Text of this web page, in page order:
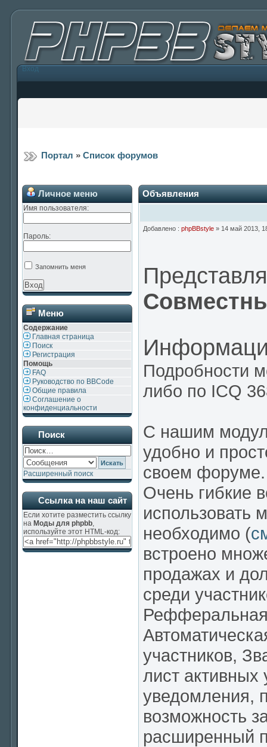
Вход
Портал » Список форумов
Личное меню
Имя пользователя:
Пароль:
Запомнить меня
Меню
Содержание
Главная страница
Поиск
Регистрация
Помощь
FAQ
Руководство по BBCode
Общие правила
Соглашение о
конфиденциальности
Поиск
Расширенный поиск
Ссылка на наш сайт
Если хотите разместить ссылку
на Моды для phpbb,
используйте этот HTML-код:
Объявления
Добавлено : phpBBstyle » 14 май 2013,
Подробности
либо по ICQ
С нашим
удобно и
своем форуме.
Очень гибкие
использовать
необходимо (
встроено
продажах и
среди
участников,
лист активных
уведомления,
возможность
расширенный